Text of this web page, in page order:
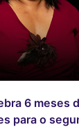
6 meses
para o